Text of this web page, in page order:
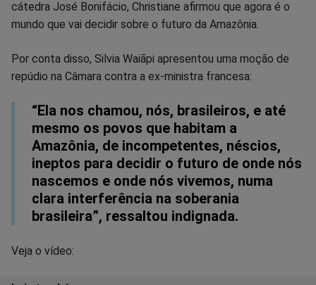
cátedra José Bonifácio, Christiane afirmou que agora é o
mundo que vai decidir sobre o futuro da Amazônia.
Por conta disso, Silvia Waiãpi apresentou uma moção de
repúdio na Câmara contra a ex-ministra francesa:
“Ela nos chamou, nós, brasileiros, e até
mesmo os povos que habitam a
Amazônia, de incompetentes, néscios,
ineptos para decidir o futuro de onde nós
nascemos e onde nós vivemos, numa
clara interferência na soberania
brasileira”, ressaltou indignada.
Veja o vídeo: